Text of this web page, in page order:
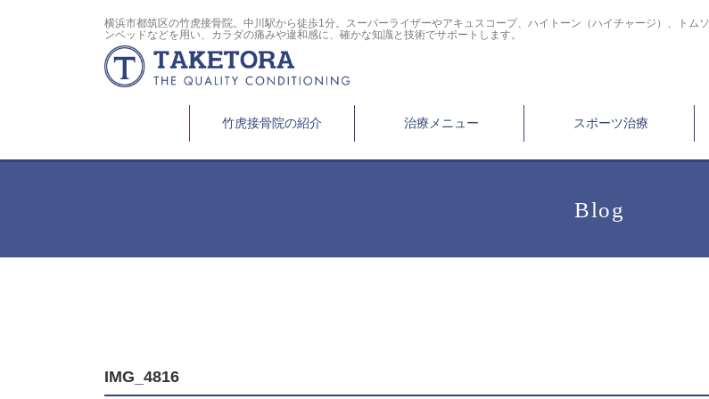
横浜市都筑区の竹虎接骨院。中川駅から徒歩1分。スーパーライザーやアキュスコープ、ハイトーン（ハイチャージ）、トムソ
ンベッドなどを用い、カラダの痛みや違和感に、確かな知識と技術でサポートします。
竹虎接骨院の紹介 治療メニュー スポーツ治療
Blog
IMG_4816